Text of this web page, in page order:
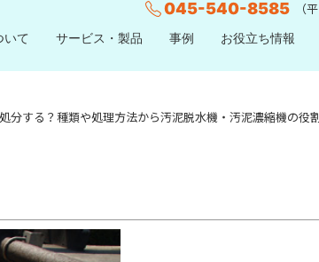
045-540-8585 （
いて
サービス・製品 事例 お役立ち情報
分する？種類や処理方法から汚泥脱水機・汚泥濃縮機の役